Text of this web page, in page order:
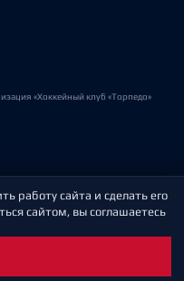
«Хоккейный клуб «Торпедо»
работу сайта и сделать его
сайтом, вы соглашаетесь